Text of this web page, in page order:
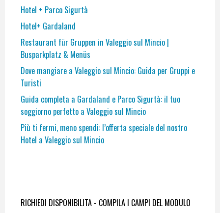
Hotel + Parco Sigurtà
Hotel+ Gardaland
Restaurant für Gruppen in Valeggio sul Mincio |
Busparkplatz & Menüs
Dove mangiare a Valeggio sul Mincio: Guida per Gruppi e
Turisti
Guida completa a Gardaland e Parco Sigurtà: il tuo
soggiorno perfetto a Valeggio sul Mincio
Più ti fermi, meno spendi: l’offerta speciale del nostro
Hotel a Valeggio sul Mincio
RICHIEDI DISPONIBILITA - COMPILA I CAMPI DEL MODULO